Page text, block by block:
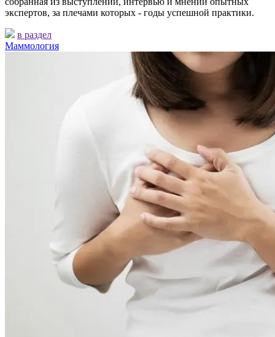
экспертов, за плечами которых - годы успешной практики.
в раздел
Маммология